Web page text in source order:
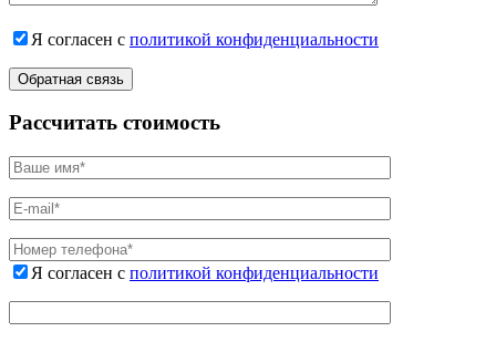
Я согласен с политикой конфиденциальности
Рассчитать стоимость
Я согласен с политикой конфиденциальности